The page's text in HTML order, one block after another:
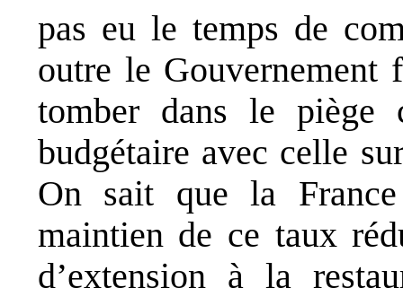
pas eu le temps de
outre le
tomber dans le piège
budgétaire avec celle
On sait que la
maintien de ce taux
d’extension à la